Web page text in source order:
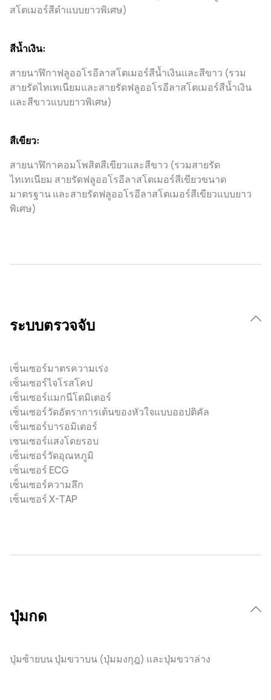
สโตเมอร์สีดำแบบยาวพิเศษ)
สีน้ำเงิน:
สายนาฬิกาฟลูออโรอีลาสโตเมอร์สีน้ำเงินและสีขาว (รวม
สายรัดไทเทเนียมและสายรัดฟลูออโรอีลาสโตเมอร์สีน้ำเงิน
และสีขาวแบบยาวพิเศษ)
สีเขียว:
สายนาฬิกาคอมโพสิตสีเขียวและสีขาว (รวมสายรัด
ไทเทเนียม สายรัดฟลูออโรอีลาสโตเมอร์สีเขียวขนาด
มาตรฐาน และสายรัดฟลูออโรอีลาสโตเมอร์สีเขียวแบบยาว
พิเศษ)
ระบบตรวจจับ
เซ็นเซอร์มาตรความเร่ง
เซ็นเซอร์ไจโรสโคป
เซ็นเซอร์แมกนีโตมิเตอร์
เซ็นเซอร์วัดอัตราการเต้นของหัวใจแบบออปติคัล
เซ็นเซอร์บารอมิเตอร์
เซนเซอร์แสงโดยรอบ
เซ็นเซอร์วัดอุณหภูมิ
เซ็นเซอร์ ECG
เซ็นเซอร์ความลึก
เซ็นเซอร์ X-TAP
ปุ่มกด
ปุ่มซ้ายบน ปุ่มขวาบน (ปุ่มมงกุฎ) และปุ่มขวาล่าง